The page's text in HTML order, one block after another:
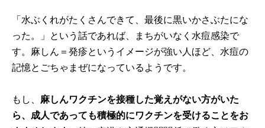
「水ぶくれがたくさんできて、最後に黒いかさぶたにな
った。」という話であれば、まちがいなく水痘感染で
す。麻しん＝発疹というイメージが強い人ほど、水痘の
記憶とごちゃまぜになっているようです。
もし、 麻しんワクチンを接種した覚えがない方がいた
ら、成人であっても積極的にワクチンを受けることをお